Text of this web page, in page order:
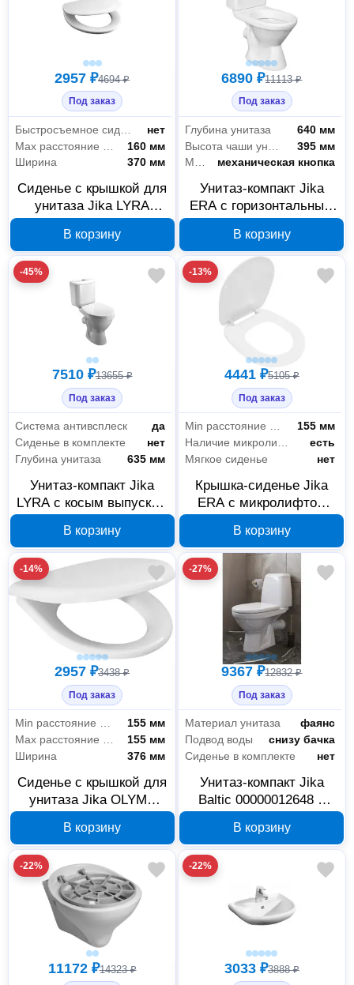
2957 ₽4694 ₽
Под заказ
нет
160 мм
Ширина
370 мм
Сиденье с крышкой для
унитаза Jika LYRA
В корзину
6890 ₽11113 ₽
Под заказ
Глубина унитаза
640 мм
395 мм
Механизм слива воды
механическая кнопка
Унитаз-компакт Jika
ERA с горизонтальным
8245320002429
В корзину
-45%
7510 ₽13655 ₽
Под заказ
Система антивсплеск
да
Сиденье в комплекте
нет
Глубина унитаза
635 мм
Унитаз-компакт Jika
LYRA с косым выпуском
В корзину
-13%
4441 ₽5105 ₽
Под заказ
Min расстояние между креплениями
155 мм
Наличие микролифта
есть
Мягкое сиденье
нет
Крышка-сиденье Jika
ERA с микролифтом
8915300000001
В корзину
-14%
2957 ₽3438 ₽
Под заказ
Min расстояние между креплениями
155 мм
155 мм
Ширина
376 мм
Сиденье с крышкой для
унитаза Jika OLYMP
В корзину
-27%
9367 ₽12832 ₽
Под заказ
Материал унитаза
фаянс
Подвод воды
снизу бачка
Сиденье в комплекте
нет
Унитаз-компакт Jika
Baltic 00000012648 с
выпуском
В корзину
-22%
11172 ₽14323 ₽
-22%
3033 ₽3888 ₽